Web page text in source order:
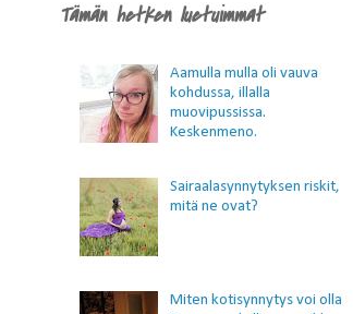
Tämän hetken luetuimmat
Aamulla mulla oli vauva
kohdussa, illalla
muovipussissa.
Keskenmeno.
Sairaalasynnytyksen riskit,
mitä ne ovat?
Miten kotisynnytys voi olla